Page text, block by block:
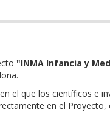
"INMA Infancia y
el que los científicos e
en el